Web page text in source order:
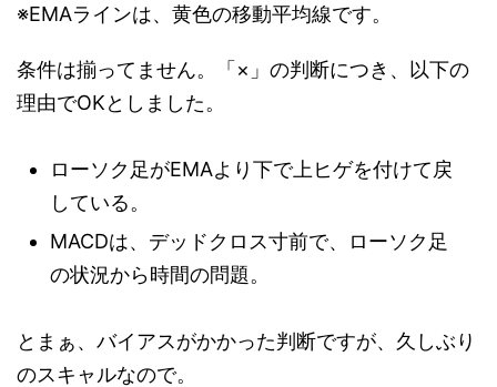
※EMAラインは、黄色の移動平均線です。
条件は揃ってません。「×」の判断につき、以下の
理由でOKとしました。
ローソク足がEMAより下で上ヒゲを付けて戻
している。
MACDは、デッドクロス寸前で、ローソク足
の状況から時間の問題。
とまぁ、バイアスがかかった判断ですが、久しぶり
のスキャルなので。